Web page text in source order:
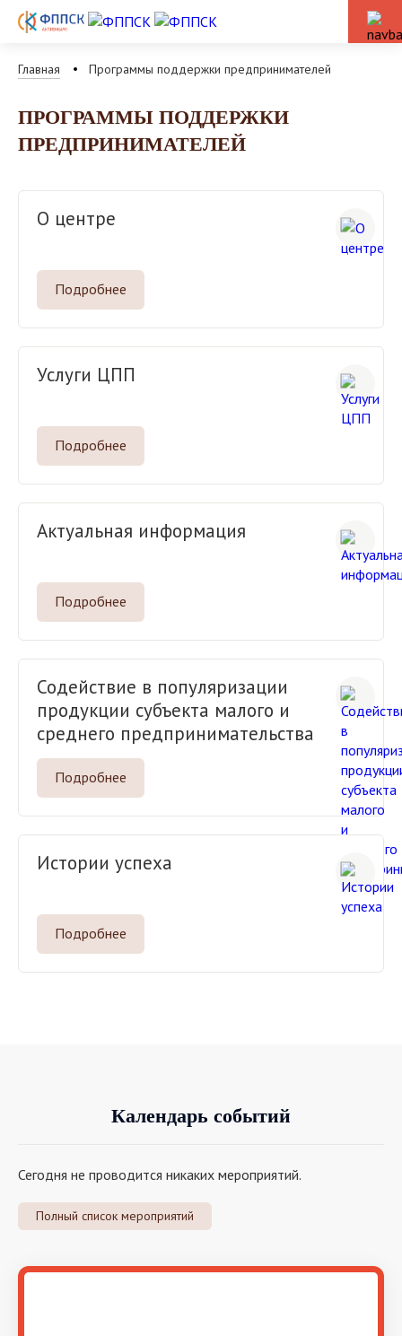
Главная Программы поддержки предпринимателей
ПРОГРАММЫ ПОДДЕРЖКИ
ПРЕДПРИНИМАТЕЛЕЙ
О центре
Подробнее
Услуги ЦПП
Подробнее
Актуальная информация
Подробнее
Содействие в популяризации
продукции субъекта малого и
среднего предпринимательства
Подробнее
Истории успеха
Подробнее
Календарь событий
Сегодня не проводится никаких мероприятий.
Полный список мероприятий